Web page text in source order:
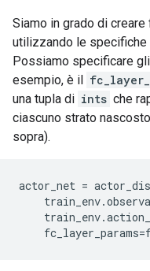
Siamo in grado di creare
utilizzando le
Possiamo specificare
esempio, è il
una tupla di ints che
ciascuno strato
sopra).
actor_net =
train_env.
train_env.
fc_layer_params=